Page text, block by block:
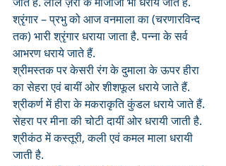
श्रृंगार – प्रभु को आज वनमाला का (चरणारविन्द
तक) भारी श्रृंगार धराया जाता है. पन्ना के सर्व
आभरण धराये जाते हैं.
श्रीमस्तक पर केसरी रंग के दुमाला के ऊपर हीरा
का सेहरा एवं बायीं ओर शीशफूल धराये जाते हैं.
श्रीकर्ण में हीरा के मकराकृति कुंडल धराये जाते हैं.
सेहरा पर मीना की चोटी दायीं ओर धरायी जाती है.
श्रीकंठ में कस्तूरी, कली एवं कमल माला धरायी
जाती है.